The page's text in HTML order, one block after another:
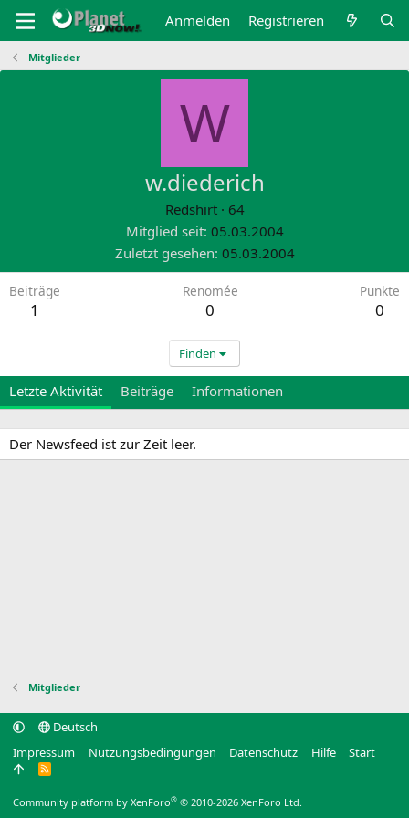
Anmelden Registrieren
Mitglieder
W
w.diederich
Redshirt · 64
Mitglied seit 05.03.2004
Zuletzt gesehen 05.03.2004
Beiträge
1
Renomée
0
Punkte
0
Finden
Letzte Aktivität Beiträge Informationen
Der Newsfeed ist zur Zeit leer.
Mitglieder
Deutsch
Impressum
Nutzungsbedingungen Datenschutz Hilfe Start
R
Community platform by XenForo® © 2010-2026 XenForo Ltd.